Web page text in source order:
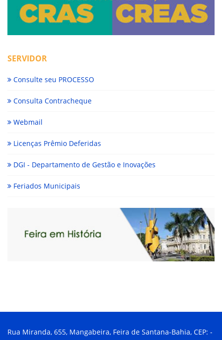
SERVIDOR
Consulte seu PROCESSO
Consulta Contracheque
Webmail
Licenças Prêmio Deferidas
DGI - Departamento de Gestão e Inovações
Feriados Municipais
Rua Miranda, 655, Mangabeira, Feira de Santana-Bahia, CEP: -